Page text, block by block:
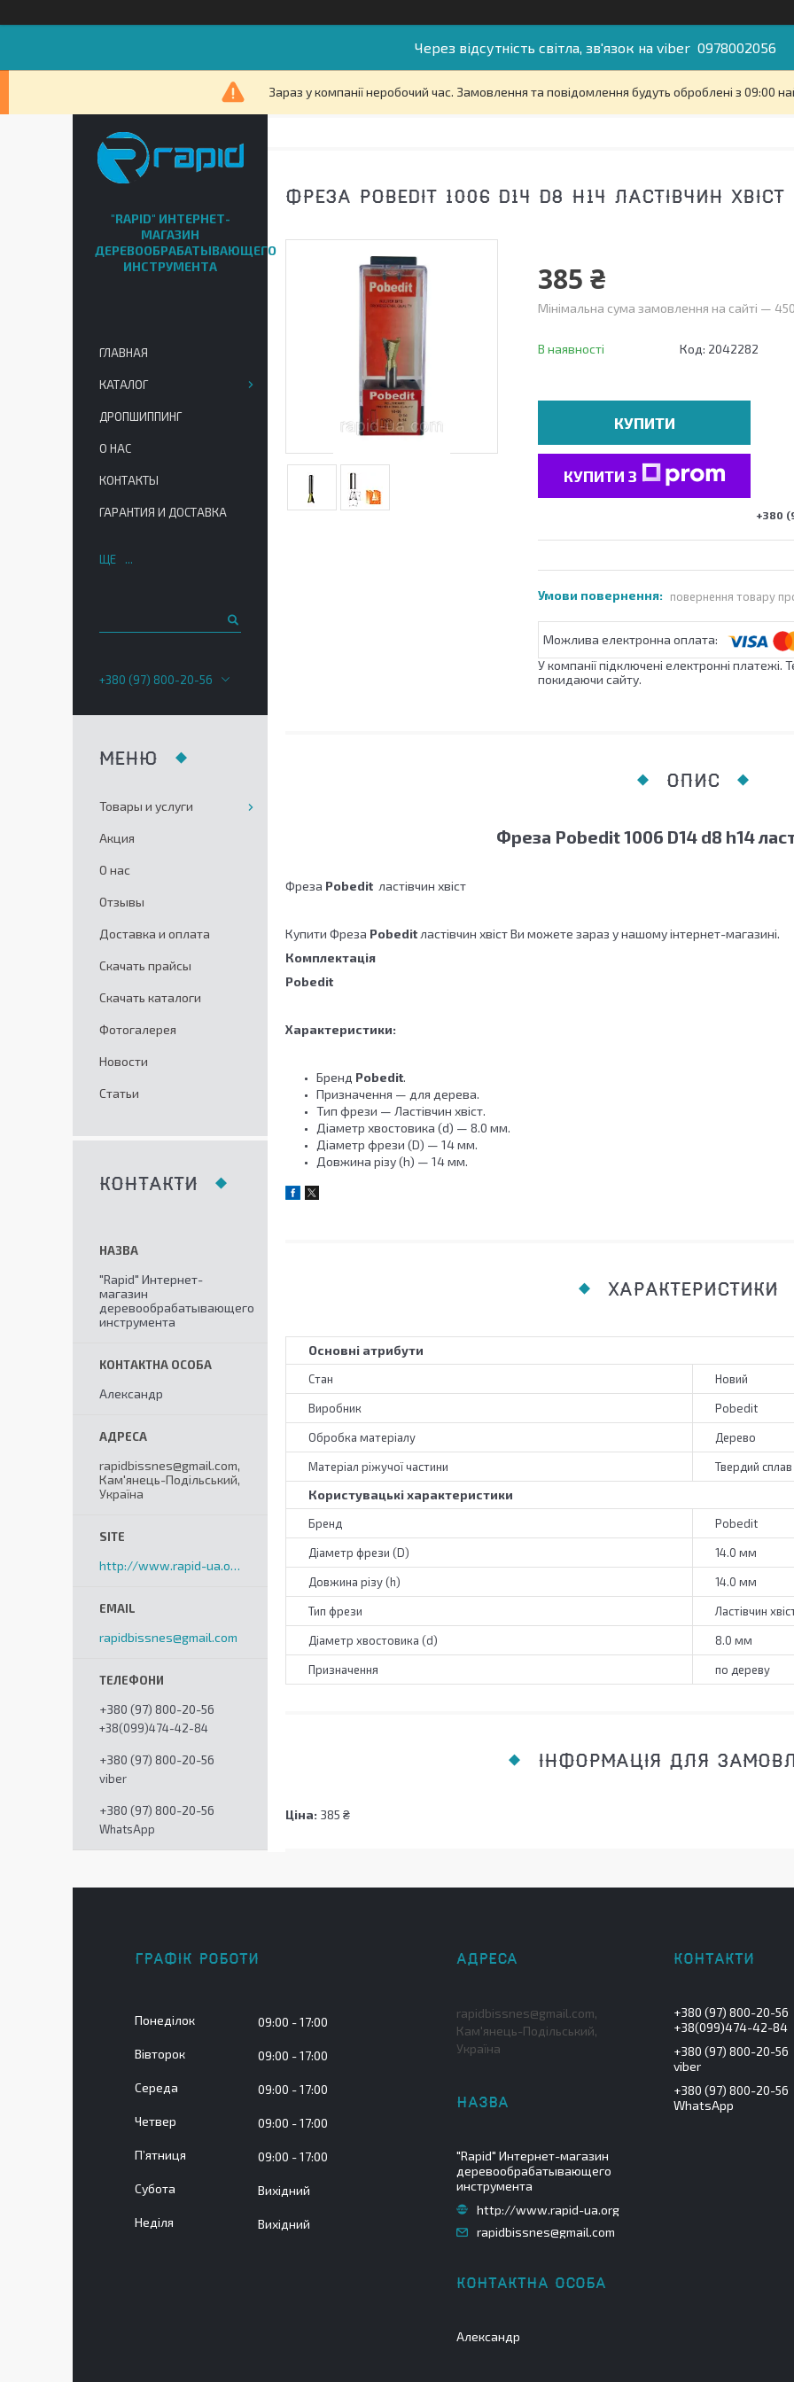
Через відсутність світла, зв'язок на viber 0978002056
Зараз у компанії неробочий час. Замовлення та повідомлення будуть оброблені з 09:00
ФРЕЗА POBEDIT 1006 D14 D8 H14 ЛАСТІВЧИН ХВІСТ
385 ₴
Мінімальна сума замовлення на сайті —
В наявності Код: 2042282
КУПИТИ
КУПИТИ З
+380
повернення товару
У компанії підключені електронні
покидаючи сайту.
ОПИС
Фреза Pobedit 1006 D14 d8 h14
Фреза Pobedit ластівчин хвіст
Купити Фреза Pobedit ластівчин хвіст Ви можете зараз у нашому інтернет-магазині.
Комплектація
Pobedit
Характеристики:
Бренд Pobedit.
Призначення — для дерева.
Тип фрези — Ластівчин хвіст.
Діаметр хвостовика (d) — 8.0 мм.
Діаметр фрези (D) — 14 мм.
Довжина різу (h) — 14 мм.
ХАРАКТЕРИСТИКИ
Основні атрибути
Стан Новий
Виробник Pobedit
Обробка матеріалу Дерево
Матеріал ріжучої частини Твердий сплав
Користувацькі характеристики
Бренд Pobedit
Діаметр фрези (D) 14.0 мм
Довжина різу (h) 14.0 мм
Тип фрези Ластівчин
Діаметр хвостовика (d) 8.0 мм
Призначення по дереву
ІНФОРМАЦІЯ ДЛЯ
Ціна: 385 ₴
"RAPID" ИНТЕРНЕТ-
МАГАЗИН
ДЕРЕВООБРАБАТЫВАЮЩЕГО
ИНСТРУМЕНТА
ГЛАВНАЯ
КАТАЛОГ
ДРОПШИППИНГ
О НАС
КОНТАКТЫ
ГАРАНТИЯ И ДОСТАВКА
ЩЕ
+380 (97) 800-20-56
Товары и услуги
Акция
О нас
Отзывы
Доставка и оплата
Скачать прайсы
Скачать каталоги
Фотогалерея
Новости
Статьи
КОНТАКТИ
"Rapid" Интернет-
магазин
деревообрабатывающего
инструмента
Александр
rapidbissnes@gmail.com,
Кам'янець-Подільський,
Україна
http://www.rapid-ua.org
rapidbissnes@gmail.com
+380 (97) 800-20-56
+38(099)474-42-84
+380 (97) 800-20-56
viber
+380 (97) 800-20-56
WhatsApp
ГРАФІК РОБОТИ
Понеділок 09:00 17:00
Вівторок 09:00 17:00
Середа 09:00 17:00
Четвер 09:00 17:00
Пʼятниця 09:00 17:00
Субота Вихідний
Неділя Вихідний
rapidbissnes@gmail.com,
Кам'янець-Подільський,
Україна
"Rapid" Интернет-магазин
деревообрабатывающего
инструмента
http://www.rapid-ua.org
rapidbissnes@gmail.com
Александр
+380 (97) 800-20-56
+38(099)474-42-84
+380 (97) 800-20-56
viber
+380 (97) 800-20-56
WhatsApp